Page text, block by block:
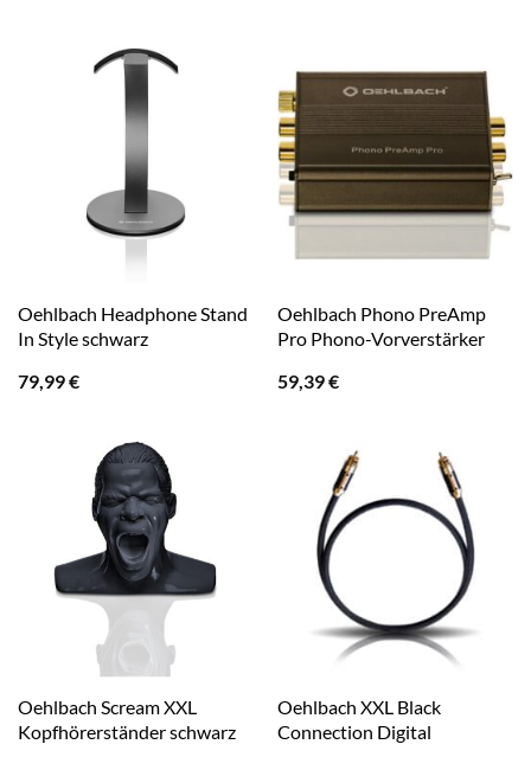
Oehlbach Headphone Stand
In Style schwarz
79,99€
Oehlbach Phono PreAmp
Pro Phono-Vorverstärker
59,39€
Oehlbach Scream XXL
Kopfhörerständer schwarz
Oehlbach XXL Black
Connection Digital